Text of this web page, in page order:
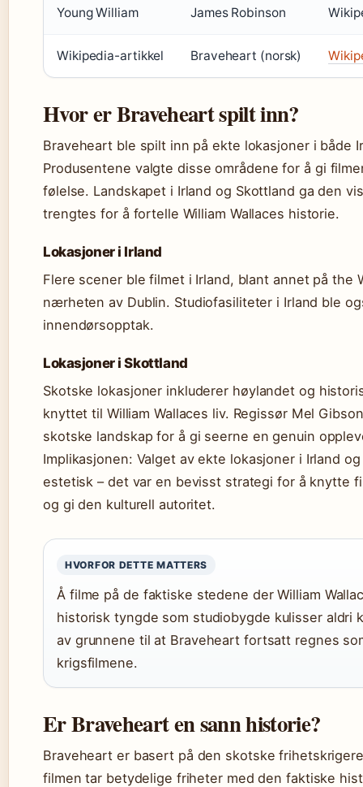
Young William James Robinson
Wikipedia-artikkel Braveheart (norsk)
Hvor er Braveheart spilt inn?
Braveheart ble spilt inn på ekte lokasjoner i både
Produsentene valgte disse områdene for å gi
følelse. Landskapet i Irland og Skottland ga den
trengtes for å fortelle William Wallaces historie.
Lokasjoner i Irland
Flere scener ble filmet i Irland, blant annet på the
nærheten av Dublin. Studiofasiliteter i Irland ble
innendørsopptak.
Lokasjoner i Skottland
Skotske lokasjoner inkluderer høylandet og
knyttet til William Wallaces liv. Regissør Mel
skotske landskap for å gi seerne en genuin
Implikasjonen: Valget av ekte lokasjoner i Irland
estetisk – det var en bevisst strategi for å knytte
og gi den kulturell autoritet.
HVORFOR DETTE MATTERS
Å filme på de faktiske stedene der William
historisk tyngde som studiobygde kulisser aldri
av grunnene til at Braveheart fortsatt regnes
krigsfilmene.
Er Braveheart en sann historie?
Braveheart er basert på den skotske
filmen tar betydelige friheter med den faktiske